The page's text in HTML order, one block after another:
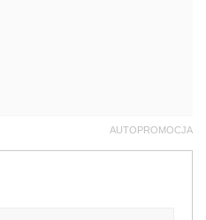
AUTOPROMOCJA